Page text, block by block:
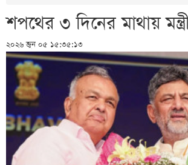
শপথের ৩ দিনের মাথায়
২০২৬ জুন ০৫ ১৫:৩৫:১৩